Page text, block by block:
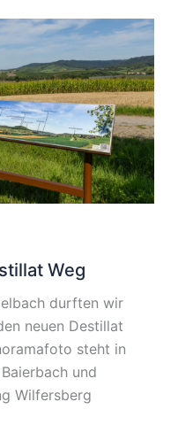
Weg
durften wir
neuen Destillat
steht in
und
Wilfersberg